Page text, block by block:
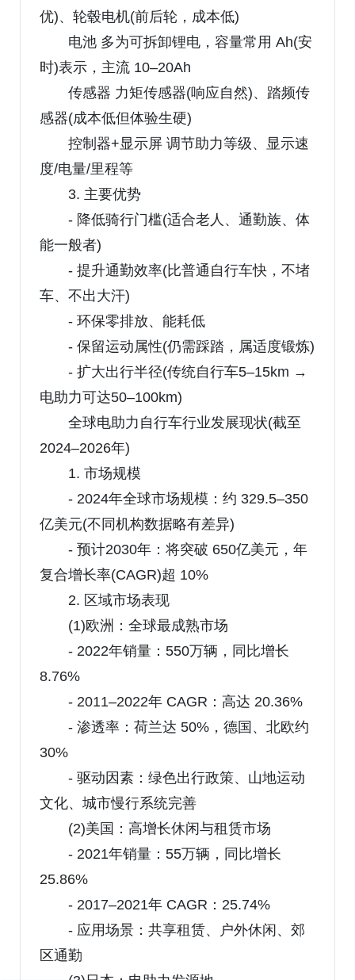
优)、轮毂电机(前后轮，成本低)
电池 多为可拆卸锂电，容量常用 Ah(安
时)表示，主流 10–20Ah
传感器 力矩传感器(响应自然)、踏频传
感器(成本低但体验生硬)
控制器+显示屏 调节助力等级、显示速
度/电量/里程等
3. 主要优势
- 降低骑行门槛(适合老人、通勤族、体
能一般者)
- 提升通勤效率(比普通自行车快，不堵
车、不出大汗)
- 环保零排放、能耗低
- 保留运动属性(仍需踩踏，属适度锻炼)
- 扩大出行半径(传统自行车5–15km →
电助力可达50–100km)
全球电助力自行车行业发展现状(截至
2024–2026年)
1. 市场规模
- 2024年全球市场规模：约 329.5–350
亿美元(不同机构数据略有差异)
- 预计2030年：将突破 650亿美元，年
复合增长率(CAGR)超 10%
2. 区域市场表现
(1)欧洲：全球最成熟市场
- 2022年销量：550万辆，同比增长
8.76%
- 2011–2022年 CAGR：高达 20.36%
- 渗透率：荷兰达 50%，德国、北欧约
30%
- 驱动因素：绿色出行政策、山地运动
文化、城市慢行系统完善
(2)美国：高增长休闲与租赁市场
- 2021年销量：55万辆，同比增长
25.86%
- 2017–2021年 CAGR：25.74%
- 应用场景：共享租赁、户外休闲、郊
区通勤